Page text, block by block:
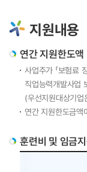
지원내용
연간 지원한도액
사업주가 「보험료
직업능력개발사업
(우선지원대상기
연간 지원한도금
훈련비 및 임금